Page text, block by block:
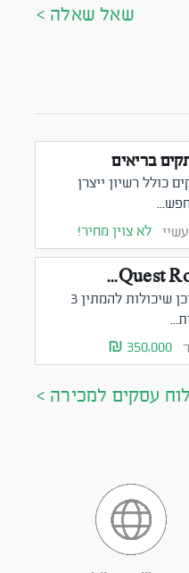
שאל שאלה >
בריאים
כולל רשיון ייצרן
לא צוין מחיר!
-לובי רחב היכן שיכולות להמתין 3
350,000 ₪
לוח עסקים למכירה >